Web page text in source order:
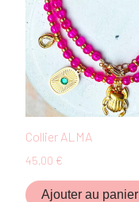
Collier ALMA
45,00 €
Ajouter au panier